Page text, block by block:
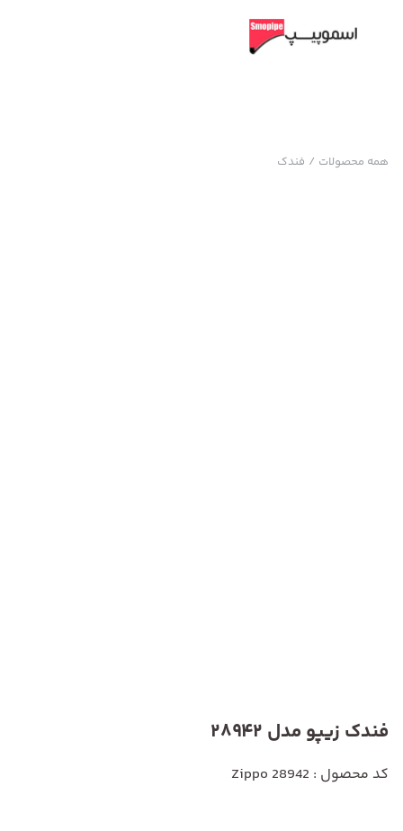
همه محصولات / فندک
فندک زیپو مدل 28942
کد محصول : Zippo 28942